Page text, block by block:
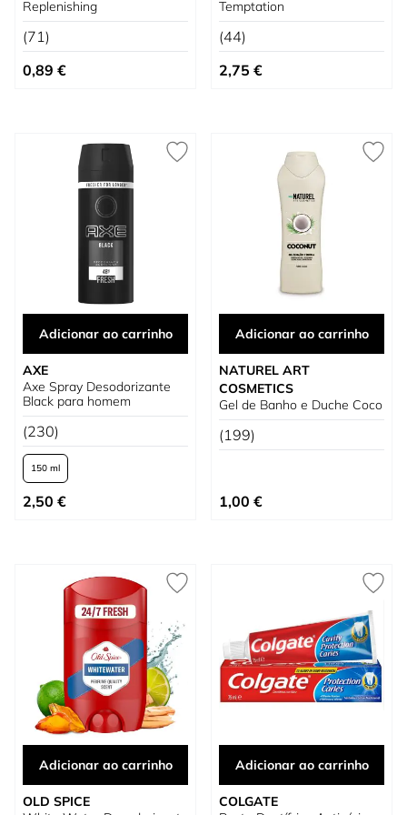
Replenishing
(71)
0,89 €
Temptation
(44)
2,75 €
Adicionar ao carrinho
AXE
Axe Spray Desodorizante
Black para homem
(230)
150 ml
Tão baixo quanto
2,50 €
Adicionar ao carrinho
NATUREL ART
COSMETICS
Gel de Banho e Duche Coco
(199)
1,00 €
Adicionar ao carrinho
OLD SPICE
Adicionar ao carrinho
COLGATE